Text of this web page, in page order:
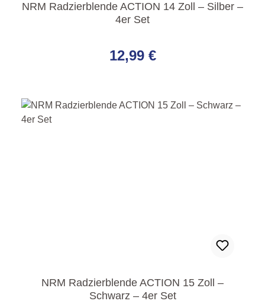
NRM Radzierblende ACTION 14 Zoll – Silber –
4er Set
12,99 €
NRM Radzierblende ACTION 15 Zoll –
Schwarz – 4er Set